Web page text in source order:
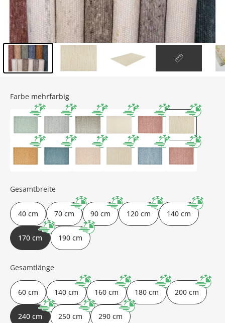
Farbe mehrfarbig
Gesamtbreite
40 cm 70 cm 90 cm 120 cm 140 cm
170 cm 190 cm
Gesamtlänge
60 cm 140 cm 160 cm 180 cm 200 cm
240 cm 250 cm 290 cm